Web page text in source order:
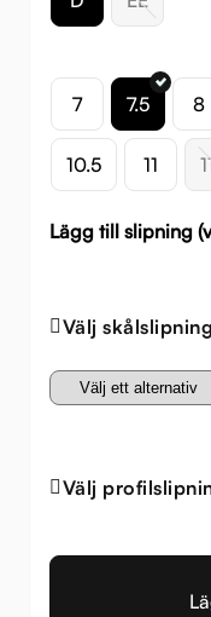
7
7.5 8
10.5 11
Lägg till slipning
Välj
Välj